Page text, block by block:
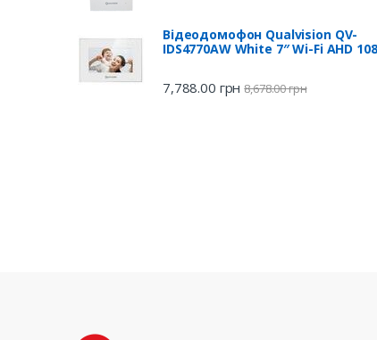
Відеодомофон Qualvision QV-
IDS4770AW White 7″ Wi-Fi AHD
7,788.00 грн 8,678.00грн